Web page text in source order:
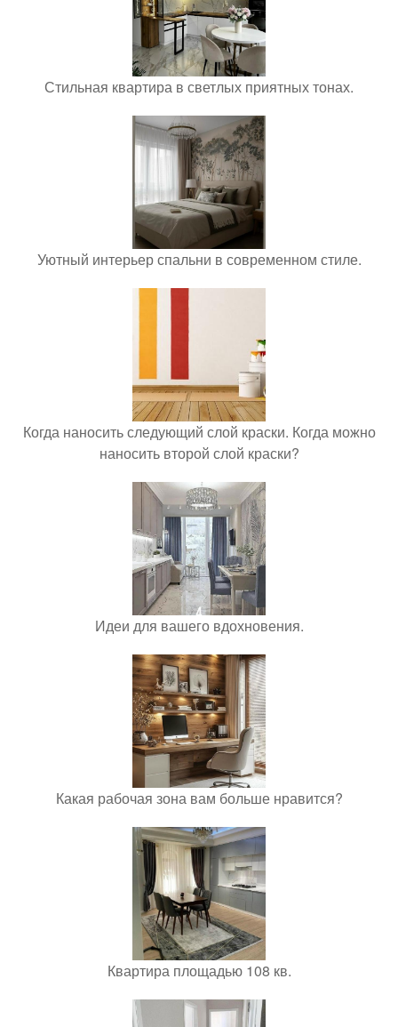
Стильная квартира в светлых приятных тонах.
Уютный интерьер спальни в современном стиле.
Когда наносить следующий слой краски. Когда можно
наносить второй слой краски?
Идеи для вашего вдохновения.
Какая рабочая зона вам больше нравится?
Квартира площадью 108 кв.